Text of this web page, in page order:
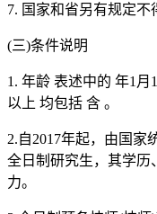
7. 国家和省另有规定不
(三)条件说明
1. 年龄 表述中的 年1
以上 均包括 含 。
2.自2017年起，由国家
全日制研究生，其学历
力。